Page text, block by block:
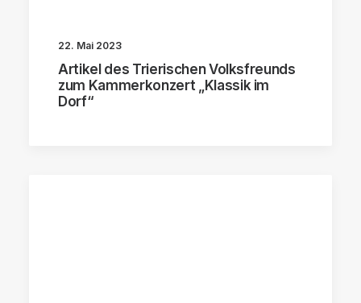
22. Mai 2023
Artikel des Trierischen Volksfreunds
zum Kammerkonzert „Klassik im
Dorf“